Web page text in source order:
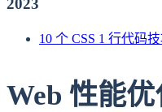
10 个 CSS 1 行代码
Web 性能优